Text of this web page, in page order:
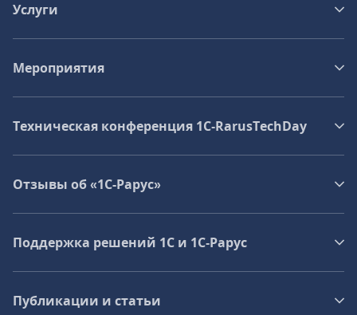
Услуги
Мероприятия
Техническая конференция 1C‑RarusTechDay
Отзывы об «1С-Рарус»
Поддержка решений 1С и 1С‑Рарус
Публикации и статьи